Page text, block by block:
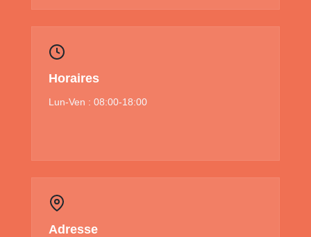
Horaires
Lun-Ven : 08:00-18:00
Adresse